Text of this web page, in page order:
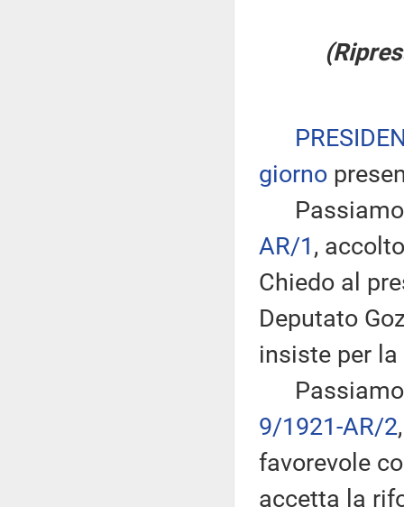
giorno
Passiamo
AR/1,
Chiedo al
Deputato
insiste per
Passiamo
9/1921-AR/2
favorevole
accetta la